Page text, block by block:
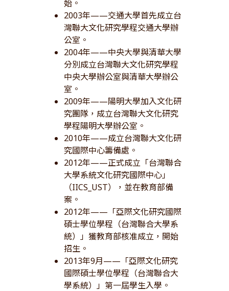
始。
2003年——交通大學首先成立台
灣聯大文化研究學程交通大學辦
公室。
2004年——中央大學與清華大學
分別成立台灣聯大文化研究學程
中央大學辦公室與清華大學辦公
室。
2009年——陽明大學加入文化研
究團隊，成立台灣聯大文化研究
學程陽明大學辦公室。
2010年——成立台灣聯大文化研
究國際中心籌備處。
2012年——正式成立「台灣聯合
大學系統文化研究國際中心」
（IICS_UST），並在教育部備
案。
2012年——「亞際文化研究國際
碩士學位學程（台灣聯合大學系
統）」獲教育部核准成立，開始
招生。
2013年9月——「亞際文化研究
國際碩士學位學程（台灣聯合大
學系統）」第一屆學生入學。